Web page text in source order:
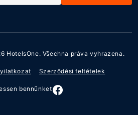
HotelsOne. Všechna práva vyhrazena.
Szerződési feltételek
bennünket